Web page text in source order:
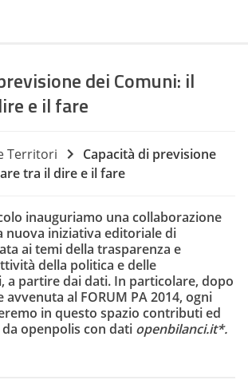
dei Comuni: il
e il fare
Territori
Capacità di previsione
tra il dire e il fare
inauguriamo una collaborazione
nuova iniziativa editoriale di
ai temi della trasparenza e
della politica e delle
a partire dai dati. In particolare, dopo
al FORUM PA 2014, ogni
in questo spazio contributi ed
openpolis con dati openbilanci.it*.